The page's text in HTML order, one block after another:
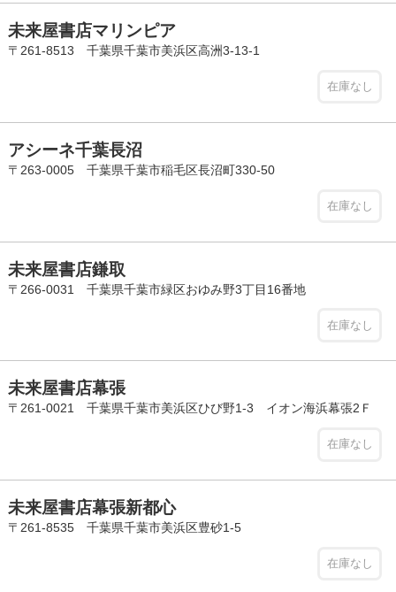
未来屋書店マリンピア
〒261-8513 千葉県千葉市美浜区高洲3-13-1
在庫なし
アシーネ千葉長沼
〒263-0005 千葉県千葉市稲毛区長沼町330-50
在庫なし
未来屋書店鎌取
〒266-0031 千葉県千葉市緑区おゆみ野3丁目16番地
在庫なし
未来屋書店幕張
〒261-0021 千葉県千葉市美浜区ひび野1-3 イオン海浜幕張2Ｆ
在庫なし
未来屋書店幕張新都心
〒261-8535 千葉県千葉市美浜区豊砂1-5
在庫なし